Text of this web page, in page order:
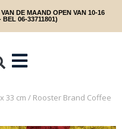
DE MAAND OPEN VAN 10-16
06-33711801)
33 cm / Rooster Brand Coffee